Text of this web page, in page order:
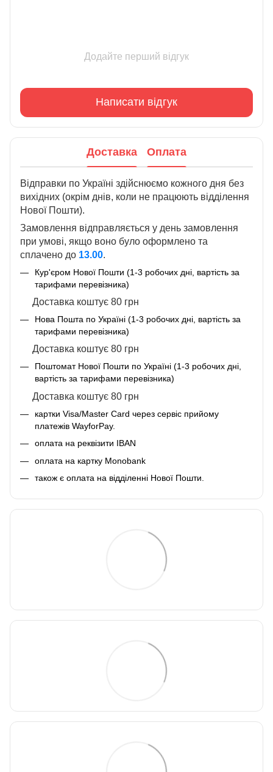
Додайте перший відгук
Написати відгук
Доставка Оплата
Відправки по Україні здійснюємо кожного дня без
вихідних (окрім днів, коли не працюють відділення
Нової Пошти).
Замовлення відправляється у день замовлення
при умові, якщо воно було оформлено та
сплачено до 13.00.
Кур'єром Нової Пошти (1-3 робочих дні, вартість за
тарифами перевізника)
Доставка коштує 80 грн
Нова Пошта по Україні (1-3 робочих дні, вартість за
тарифами перевізника)
Доставка коштує 80 грн
Поштомат Нової Пошти по Україні (1-3 робочих дні,
вартість за тарифами перевізника)
Доставка коштує 80 грн
картки Visa/Master Card через сервіс прийому
платежів WayforPay.
оплата на реквізити IBAN
оплата на картку Monobank
також є оплата на відділенні Нової Пошти.